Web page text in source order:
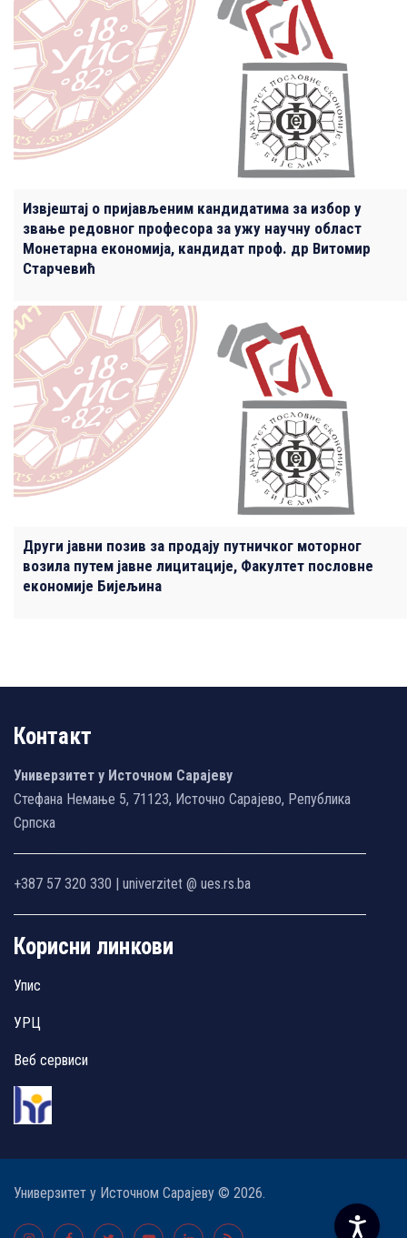
Извјештај о пријављеним кандидатима за избор у
звање редовног професора за ужу научну област
Монетарна економија, кандидат проф. др Витомир
Старчевић
Други јавни позив за продају путничког моторног
возила путем јавне лицитације, Факултет пословне
економије Бијељина
Контакт
Универзитет у Источном Сарајеву
Стефана Немање 5, 71123, Источно Сарајево, Република
Српска
+387 57 320 330 | univerzitet @ ues.rs.ba
Корисни линкови
Упис
УРЦ
Веб сервиси
Универзитет у Источном Сарајеву © 2026.